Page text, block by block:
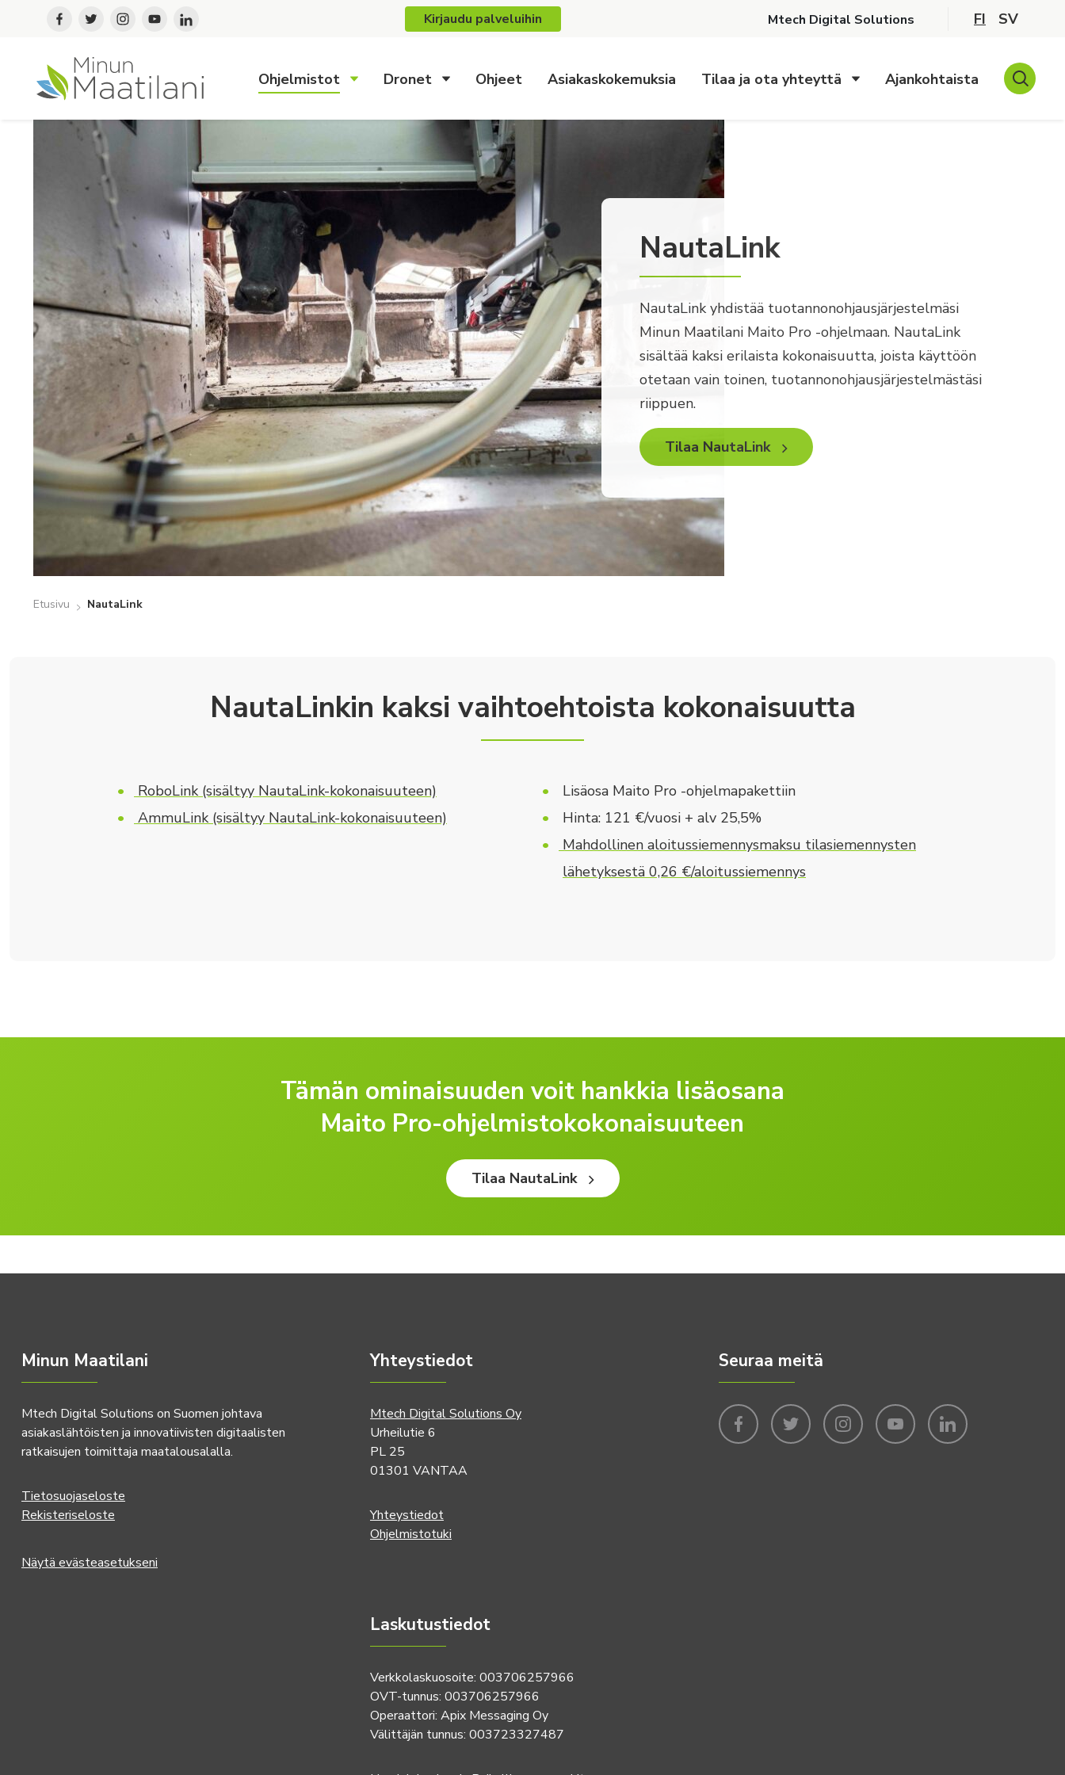
Kirjaudu palveluihin Mtech Digital Solutions FI SV
Ohjelmistot Dronet Ohjeet Asiakaskokemuksia Tilaa ja ota yhteyttä Ajankohtaista
NautaLink
NautaLink yhdistää tuotannonohjausjärjestelmäsi
Minun Maatilani Maito Pro -ohjelmaan. NautaLink
sisältää kaksi erilaista kokonaisuutta, joista käyttöön
otetaan vain toinen, tuotannonohjausjärjestelmästäsi
riippuen.
Tilaa NautaLink
Etusivu NautaLink
NautaLinkin kaksi vaihtoehtoista kokonaisuutta
RoboLink (sisältyy NautaLink-kokonaisuuteen)
AmmuLink (sisältyy NautaLink-kokonaisuuteen)
Lisäosa Maito Pro -ohjelmapakettiin
Hinta: 121 €/vuosi + alv 25,5%
Mahdollinen aloitussiemennysmaksu tilasiemennysten
lähetyksestä 0,26 €/aloitussiemennys
Tämän ominaisuuden voit hankkia lisäosana
Maito Pro-ohjelmistokokonaisuuteen
Tilaa NautaLink
Minun Maatilani
Mtech Digital Solutions on Suomen johtava
asiakaslähtöisten ja innovatiivisten digitaalisten
ratkaisujen toimittaja maatalousalalla.
Tietosuojaseloste
Rekisteriseloste
Näytä evästeasetukseni
Yhteystiedot
Mtech Digital Solutions Oy
Urheilutie 6
PL 25
01301 VANTAA
Yhteystiedot
Ohjelmistotuki
Laskutustiedot
Verkkolaskuosoite: 003706257966
OVT-tunnus: 003706257966
Operaattori: Apix Messaging Oy
Välittäjän tunnus: 003723327487
Seuraa meitä